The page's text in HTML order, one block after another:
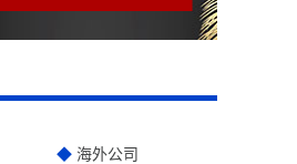
海外公司